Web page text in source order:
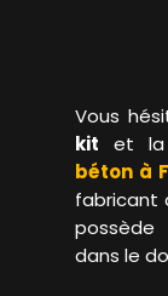
Vous
kit et la
béton à
fabricant
dans le